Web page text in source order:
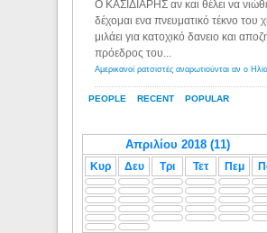
PEOPLE RECENT POPULAR
Ο ΚΑΣΙΔΙΑΡΗΣ αν και θέλει να
δέχομαι ενα πνευματικό τέκνο του
μιλάει για κατοχικό δανειο και
πρόεδρος του...
Κυρ Δευ Τρι Τετ Πεμ